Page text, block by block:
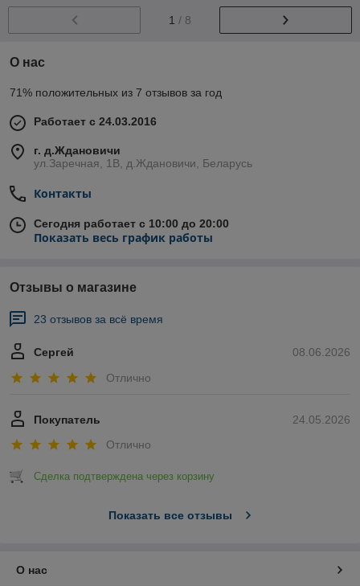
1 / 8
О нас
71% положительных из 7 отзывов за год
Работает с 24.03.2016
г. д.Ждановичи
ул.Заречная, 1В, д.Ждановичи, Беларусь
Контакты
Сегодня работает с 10:00 до 20:00
Показать весь график работы
Отзывы о магазине
23 отзывов за всё время
08.06.2026
Сергей
Отлично
24.05.2026
Покупатель
Отлично
Сделка подтверждена через корзину
Показать все отзывы
О нас